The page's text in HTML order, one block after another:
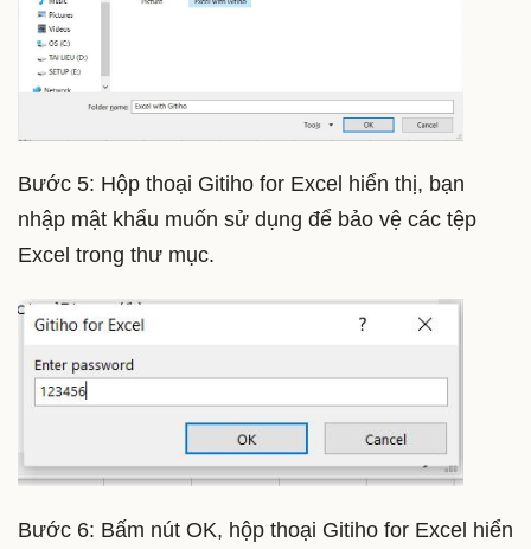
Bước 5: Hộp thoại Gitiho for Excel hiển thị, bạn
nhập mật khẩu muốn sử dụng để bảo vệ các tệp
Excel trong thư mục.
Bước 6: Bấm nút OK, hộp thoại Gitiho for Excel hiển